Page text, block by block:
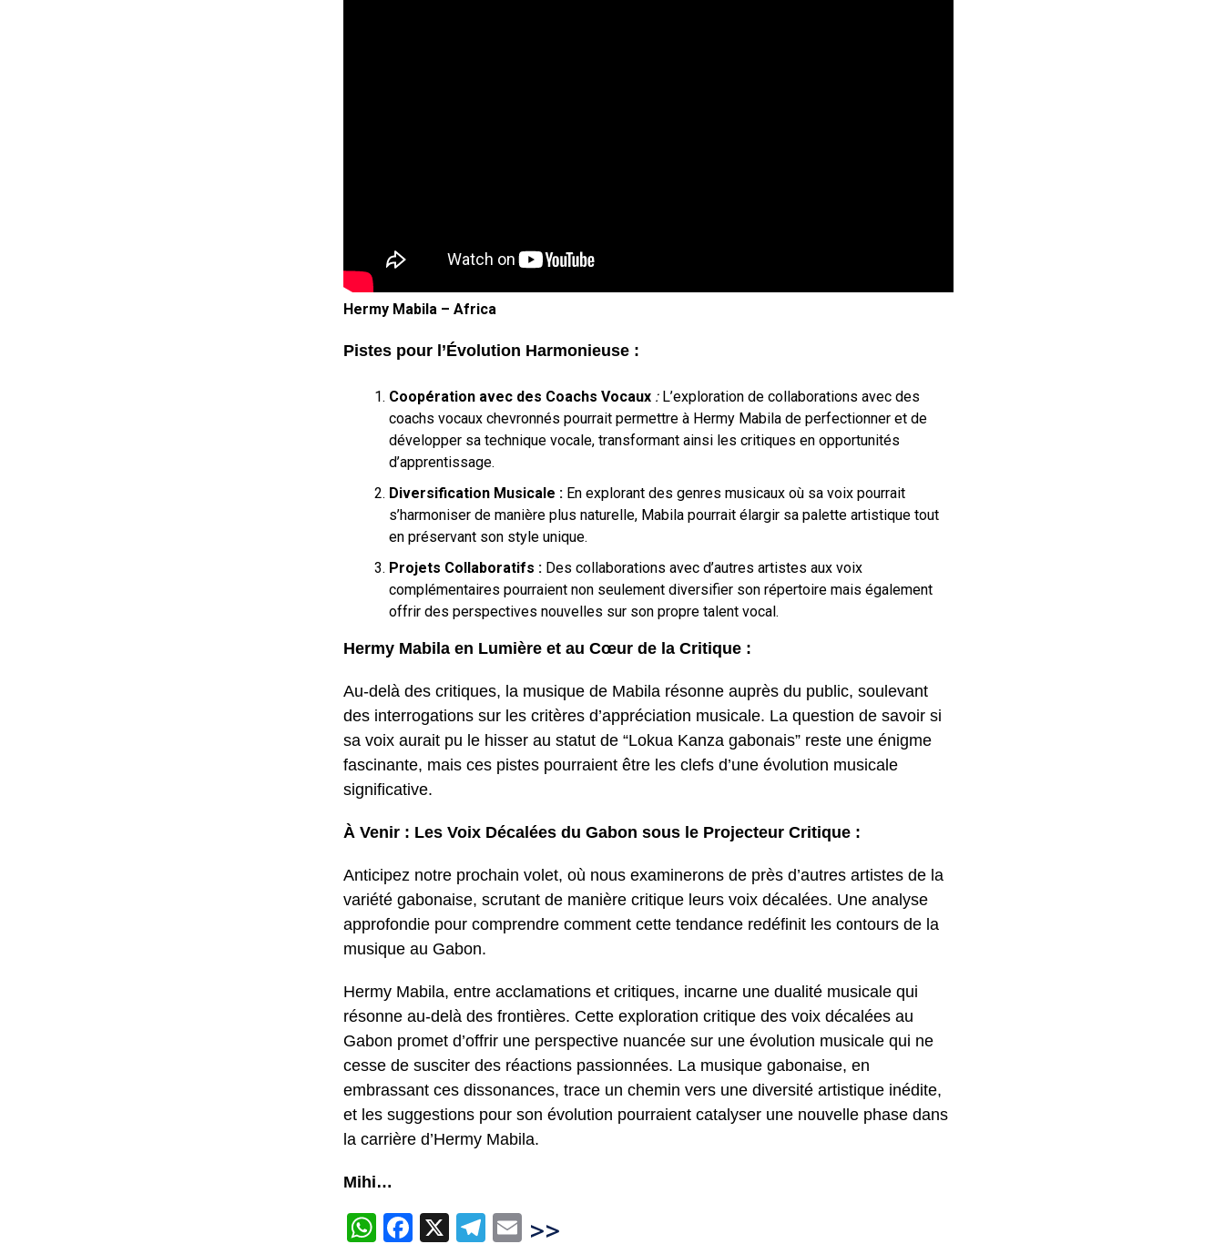
Hermy Mabila – Africa
Pistes pour l’Évolution Harmonieuse :
Coopération avec des Coachs Vocaux :L’exploration de collaborations avec des
coachs vocaux chevronnés pourrait permettre à Hermy Mabila de perfectionner et de
développer sa technique vocale, transformant ainsi les critiques en opportunités
d’apprentissage.
Diversification Musicale : En explorant des genres musicaux où sa voix pourrait
s’harmoniser de manière plus naturelle, Mabila pourrait élargir sa palette artistique tout
en préservant son style unique.
Projets Collaboratifs : Des collaborations avec d’autres artistes aux voix
complémentaires pourraient non seulement diversifier son répertoire mais également
offrir des perspectives nouvelles sur son propre talent vocal.
Hermy Mabila en Lumière et au Cœur de la Critique :
Au-delà des critiques, la musique de Mabila résonne auprès du public, soulevant
des interrogations sur les critères d’appréciation musicale. La question de savoir si
sa voix aurait pu le hisser au statut de “Lokua Kanza gabonais” reste une énigme
fascinante, mais ces pistes pourraient être les clefs d’une évolution musicale
significative.
À Venir : Les Voix Décalées du Gabon sous le Projecteur Critique :
Anticipez notre prochain volet, où nous examinerons de près d’autres artistes de la
variété gabonaise, scrutant de manière critique leurs voix décalées. Une analyse
approfondie pour comprendre comment cette tendance redéfinit les contours de la
musique au Gabon.
Hermy Mabila, entre acclamations et critiques, incarne une dualité musicale qui
résonne au-delà des frontières. Cette exploration critique des voix décalées au
Gabon promet d’offrir une perspective nuancée sur une évolution musicale qui ne
cesse de susciter des réactions passionnées. La musique gabonaise, en
embrassant ces dissonances, trace un chemin vers une diversité artistique inédite,
et les suggestions pour son évolution pourraient catalyser une nouvelle phase dans
la carrière d’Hermy Mabila.
Mihi…
WhatsApp
Facebook
X Telegram
Email
>>